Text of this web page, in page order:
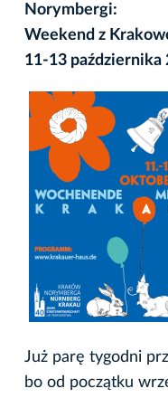
Norymbergi:
Weekend z
11-13 października
Już parę tygodni
bo od początku